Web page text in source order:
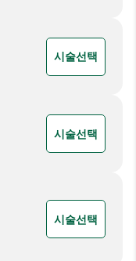
시술선택
시술선택
시술선택